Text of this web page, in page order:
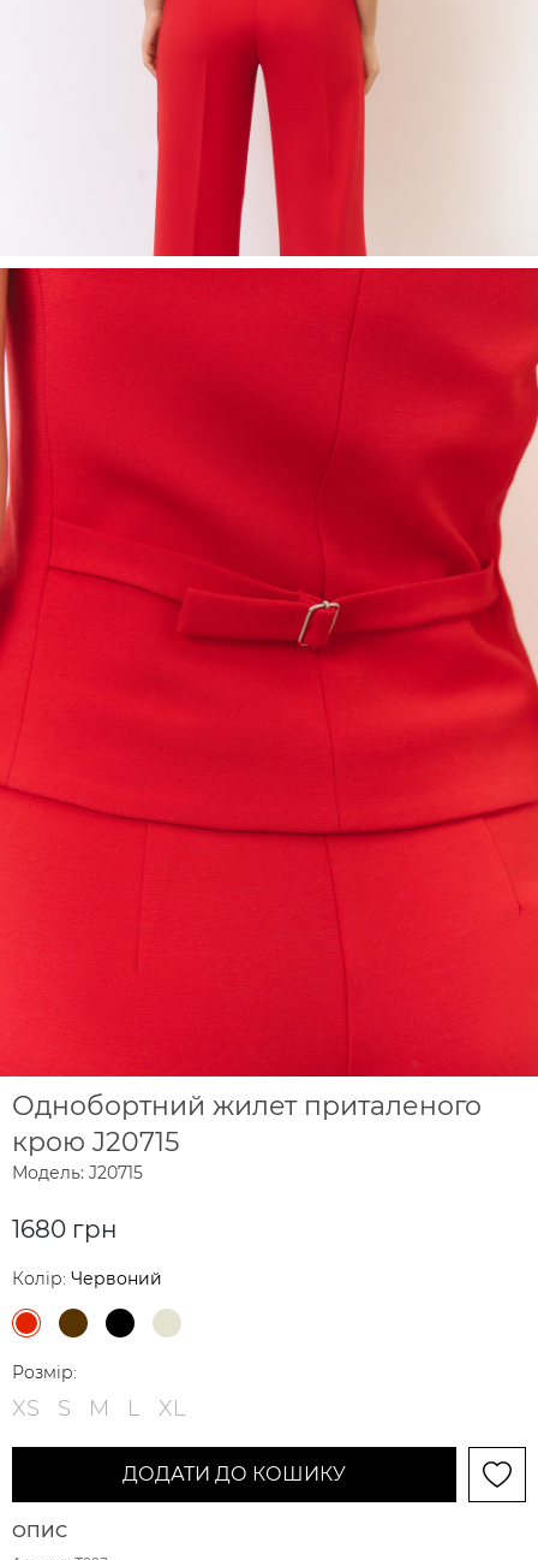
Однобортний жилет приталеного
крою J20715
Модель: J20715
1680 грн
Колір: Червоний
Розмір:
XS S M L XL
ДОДАТИ ДО КОШИКУ
ОПИС